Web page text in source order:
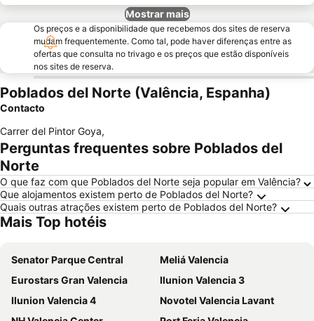
Mostrar mais
Os preços e a disponibilidade que recebemos dos sites de reserva
mudam frequentemente. Como tal, pode haver diferenças entre as
ofertas que consulta no trivago e os preços que estão disponíveis
nos sites de reserva.
Poblados del Norte (Valência, Espanha)
Contacto
Carrer del Pintor Goya,
Perguntas frequentes sobre Poblados del
Norte
O que faz com que Poblados del Norte seja popular em Valência?
Que alojamentos existem perto de Poblados del Norte?
Quais outras atrações existem perto de Poblados del Norte?
Mais Top hotéis
Senator Parque Central
Meliá Valencia
Eurostars Gran Valencia
Ilunion Valencia 3
Ilunion Valencia 4
Novotel Valencia Lavant